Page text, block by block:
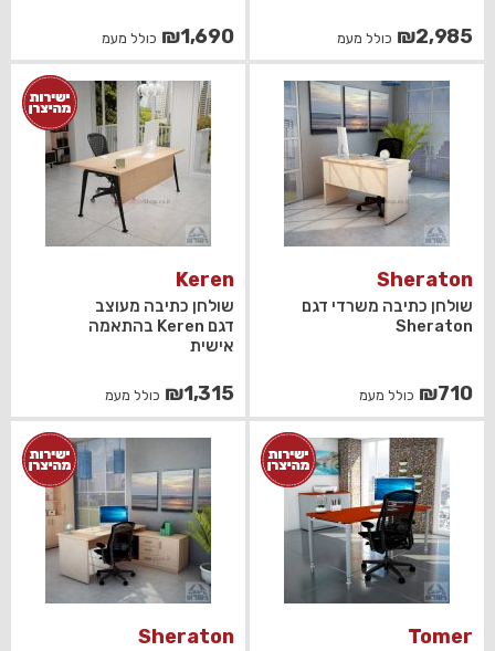
₪2,985 כולל מעמ ₪1,690 כולל מעמ
Sheraton
שולחן כתיבה משרדי דגם
Sheraton
₪710 כולל מעמ
Keren
שולחן כתיבה מעוצב
דגם Keren בהתאמה
אישית
₪1,315 כולל מעמ
Tomer
Sheraton